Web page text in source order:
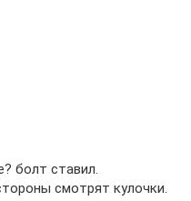
болт ставил.
смотрят кулочки.